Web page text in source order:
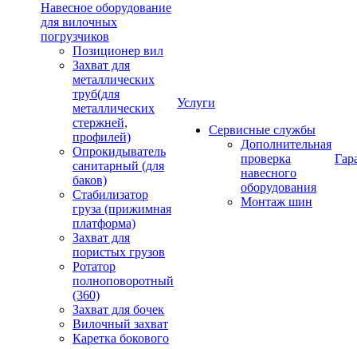
Навесное оборудование
для вилочных
погрузчиков
Позиционер вил
Захват для
металлических
труб(для
металлических
стержней,
профилей)
Опрокидыватель
санитарный (для
баков)
Стабилизатор
груза (прижимная
платформа)
Захват для
пористых грузов
Ротатор
полноповоротный
(360)
Захват для бочек
Вилочный захват
Каретка бокового
Услуги
Сервисные службы
Дополнительная
проверка
навесного
оборудования
Монтаж шин